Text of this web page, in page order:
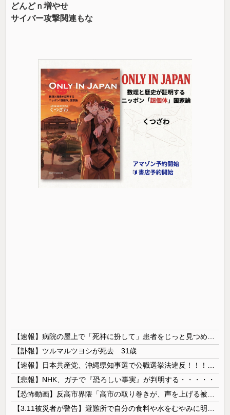
どんどｎ増やせ
サイバー攻撃関連もな
【訃報】ツルマルツヨシが死去 31歳
【悲報】NHK、ガチで『恐ろしい事実』が判明する・・・・・